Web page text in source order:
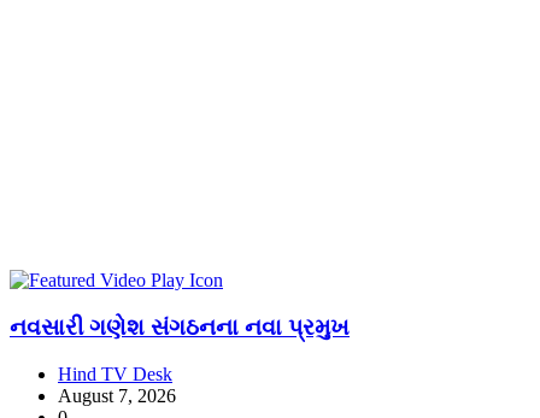
નવસારી ગણેશ સંગઠનના નવા પ્રમુખ
Hind TV Desk
August 7, 2026